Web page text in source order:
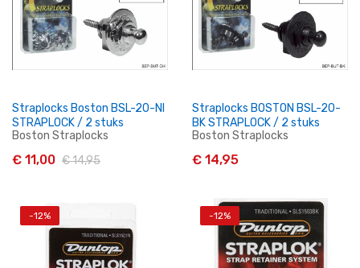
In Winkelwagen
Straplocks Boston BSL-20-NI
STRAPLOCK / 2 stuks
Boston Straplocks
€ 11,00 € 14,95
In Winkelwagen
Straplocks BOSTON BSL-20-
BK STRAPLOCK / 2 stuks
Boston Straplocks
€ 14,95
-12% -12%